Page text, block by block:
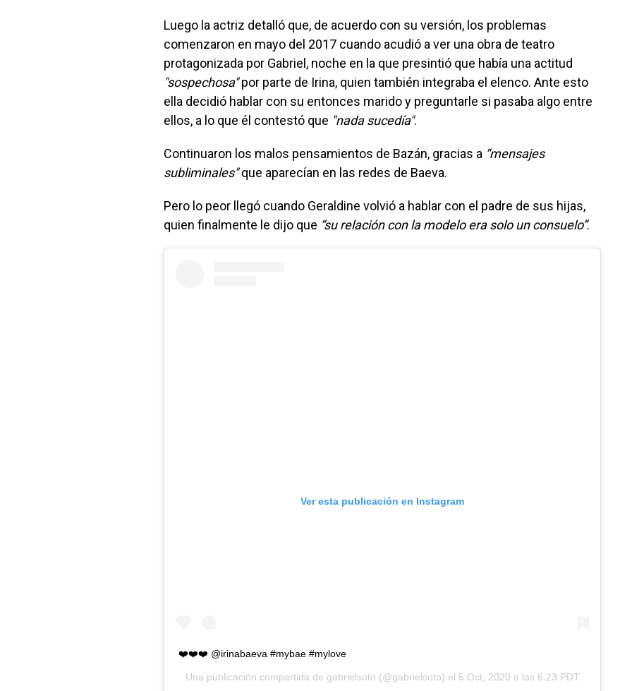
Luego la actriz detalló que, de acuerdo con su versión, los problemas
comenzaron en mayo del 2017 cuando acudió a ver una obra de teatro
protagonizada por Gabriel, noche en la que presintió que había una actitud
"sospechosa"por parte de Irina, quien también integraba el elenco. Ante esto
ella decidió hablar con su entonces marido y preguntarle si pasaba algo entre
ellos, a lo que él contestó que "nada sucedía".
Continuaron los malos pensamientos de Bazán, gracias a “mensajes
subliminales"que aparecían en las redes de Baeva.
Pero lo peor llegó cuando Geraldine volvió a hablar con el padre de sus hijas,
quien finalmente le dijo que “su relación con la modelo era solo un consuelo”.
Ver esta publicación en Instagram
❤️❤️❤️ @irinabaeva #mybae #mylove
Una publicación compartida de gabrielsoto (@gabrielsoto) el 5 Oct, 2020 a las 6:23 PDT